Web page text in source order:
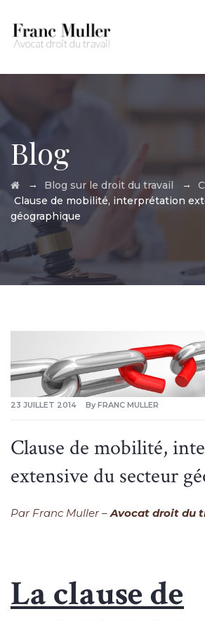
Blog
→ Blog sur le droit du travail →
Clause de mobilité, interprétation
géographique
23 JUILLET 2014 By FRANC MULLER
Clause de mobilité,
extensive du secteur
Par Franc Muller –Avocat droit du
La clause de